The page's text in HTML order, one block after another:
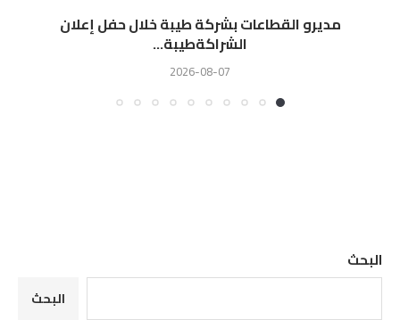
مديرو القطاعات بشركة طيبة خلال حفل إعلان
الشراكةطيبة...
2026-08-07
البحث
البحث